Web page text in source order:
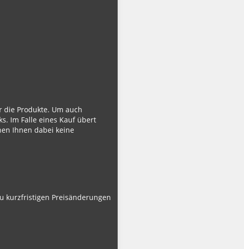
Produkte. Um auch
Im Falle eines Kauf übert
Ihnen dabei keine
kurzfristigen Preisänderungen